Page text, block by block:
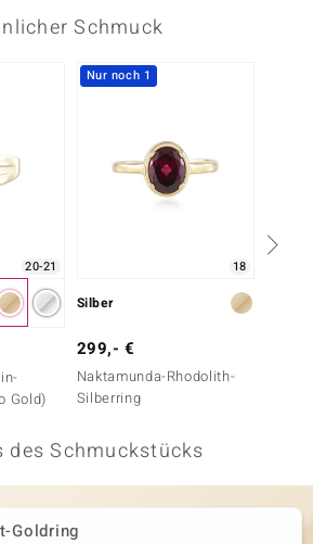
Schmuck
20-21
Gold)
Nur noch 1
18
Silber
299,- €
Naktamunda-Rhodolith-
Silberring
des Schmuckstücks
Goldring